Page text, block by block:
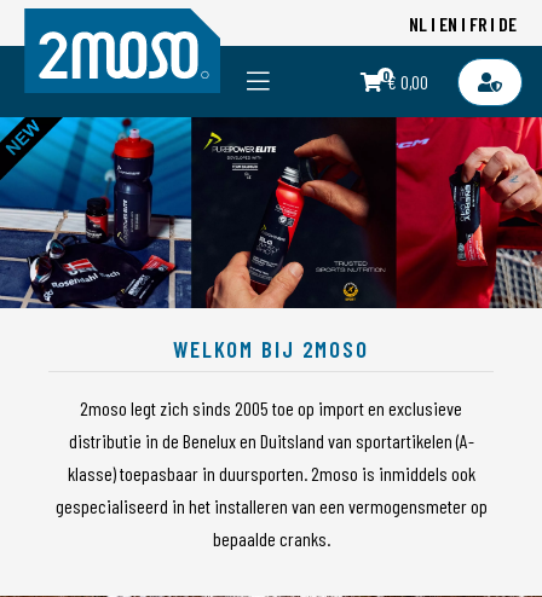
NL EN FR DE
0€ 0,00
WELKOM BIJ 2MOSO
2moso legt zich sinds 2005 toe op import en exclusieve
distributie in de Benelux en Duitsland van sportartikelen (A-
klasse) toepasbaar in duursporten. 2moso is inmiddels ook
gespecialiseerd in het installeren van een vermogensmeter op
bepaalde cranks.